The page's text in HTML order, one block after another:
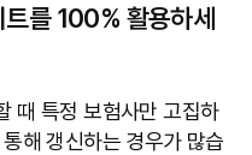
트를 100% 활용하세
때 특정 보험사만 고집하
해 갱신하는 경우가 많습